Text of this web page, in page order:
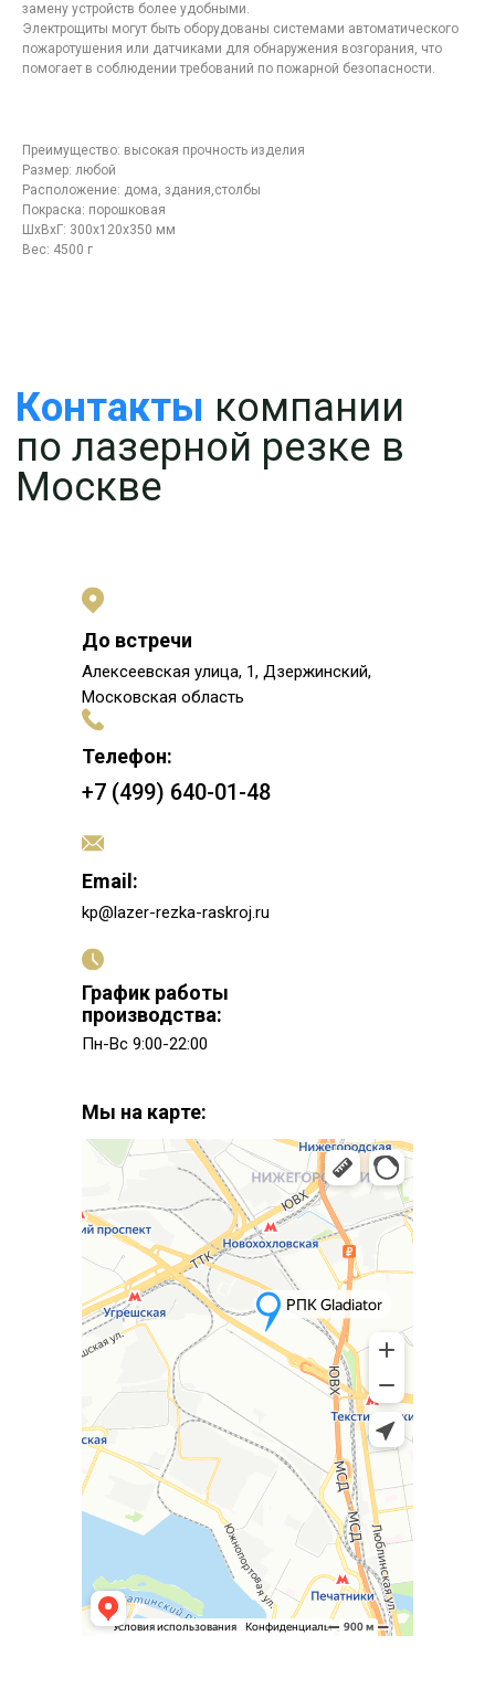
замену устройств более удобными.
Электрощиты могут быть оборудованы системами автоматического
пожаротушения или датчиками для обнаружения возгорания, что
помогает в соблюдении требований по пожарной безопасности.
Преимущество: высокая прочность изделия
Размер: любой
Расположение: дома, здания,столбы
Покраска: порошковая
ШxВxГ: 300x120x350 мм
Вес: 4500 г
Контакты компании
по лазерной резке в
Мы на карте:
До встречи
Алексеевская улица, 1, Дзержинский,
Московская область
Телефон:
+7 (499) 640-01-48
kp@lazer-rezka-raskroj.ru
Email:
Пн-Вс 9:00-22:00
График работы
производства: